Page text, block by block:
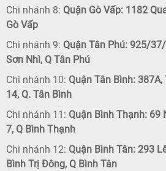
Chi nhánh 8: Quận Gò Vấp: 1182
Gò Vấp
Chi nhánh 9: Quận Tân Phú: 925/
Sơn Nhì, Q Tân Phú
Chi nhánh 10: Quận Tân Bình:
14, Q. Tân Bình
Chi nhánh 11: Quận Bình Thạnh: 69
7, Q Bình Thạnh
Chi nhánh 12: Quận Bình Tân: 293
Bình Trị Đông, Q Bình Tân